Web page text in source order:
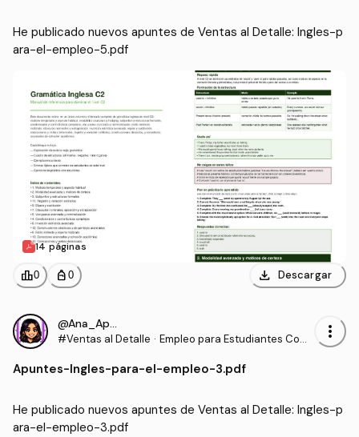
He publicado nuevos apuntes de Ventas al Detalle: Ingles-p
ara-el-empleo-5.pdf
14 páginas
leaderboard0 personal_bag 0 download Descargar
@Ana_Apuntes
#Ventas al Detalle · Empleo para Estudiantes Com
more_vert
Apuntes-Ingles-para-el-empleo-3.pdf
He publicado nuevos apuntes de Ventas al Detalle: Ingles-p
ara-el-empleo-3.pdf